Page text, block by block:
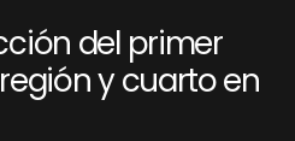
del primer
y cuarto en